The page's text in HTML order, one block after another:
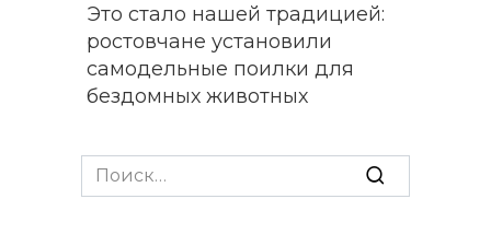
Это стало нашей традицией:
ростовчане установили
самодельные поилки для
бездомных животных
Журналисты «ДОН 24» вышли
Search
for: